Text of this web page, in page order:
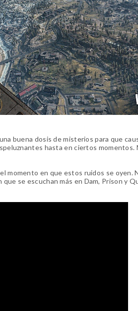
buena dosis de misterios para que
hasta en ciertos momentos.
momento en que estos ruidos se oyen.
se escuchan más en Dam, Prison y